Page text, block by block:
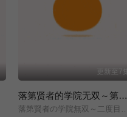
更新至7集
落第贤者的学院无双～第二次转生的S级开外挂魔术师冒险录～